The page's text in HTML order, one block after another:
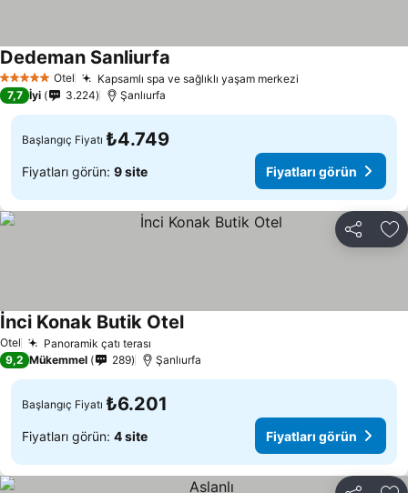
5 Yıldız Otel Kapsamlı spa ve sağlıklı yaşam merkezi
Dedeman Sanliurfa
7,7 İyi 3.224 Şanlıurfa
Başlangıç Fiyatı ₺4.749
Fiyatları görün: 9 site Fiyatları görün
Paylaş
Otel Panoramik çatı terası
İnci Konak Butik OtelFiyatları görün
9,2 Mükemmel 289 Şanlıurfa
Başlangıç Fiyatı ₺6.201
Fiyatları görün: 4 site Fiyatları görün